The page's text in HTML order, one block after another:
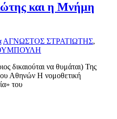
και η Μνήμη
ΑΓΝΩΣΤΟΣ ΣΤΡΑΤΙΩΤΗΣ,
δικαιούται να θυμάται) Της
Αθηνών Η νομοθετική
του